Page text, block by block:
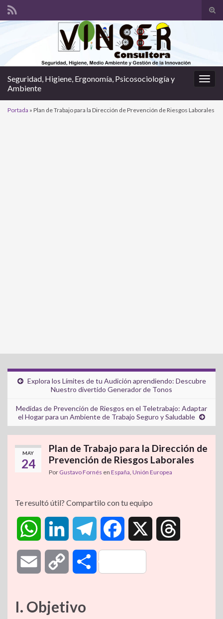
el
Search for:
Seguridad, Higiene, Ergonomía, Psicosociología y
Ambiente
Portada » Plan de Trabajo para la Dirección de Prevención de Riesgos Laborales
Explora los Límites de tu Audición aprendiendo: Descubre
Nuestro divertido Generador de Tonos
Medidas de Prevención de Riesgos en el Teletrabajo: Adaptar
el Hogar para un Ambiente de Trabajo Seguro y Saludable
MAY
24
Plan de Trabajo para la Dirección de
Prevención de Riesgos Laborales
Por Gustavo Fornés en España, Unión Europea
Te resultó útil? Compartilo con tu equipo
t
e a
c
a p
C
I. Objetivo